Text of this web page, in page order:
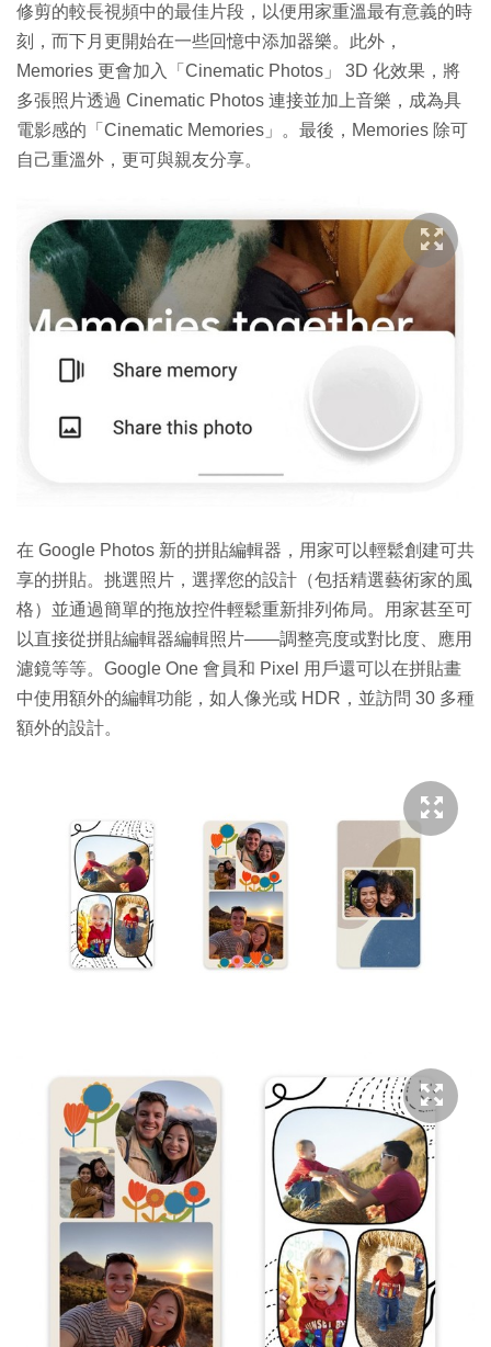
修剪的較長視頻中的最佳片段，以便用家重溫最有意義的時
刻，而下月更開始在一些回憶中添加器樂。此外，
Memories 更會加入「Cinematic Photos」 3D 化效果，將
多張照片透過 Cinematic Photos 連接並加上音樂，成為具
電影感的「Cinematic Memories」。最後，Memories 除可
自己重溫外，更可與親友分享。
在 Google Photos 新的拼貼編輯器，用家可以輕鬆創建可共
享的拼貼。挑選照片，選擇您的設計（包括精選藝術家的風
格）並通過簡單的拖放控件輕鬆重新排列佈局。用家甚至可
以直接從拼貼編輯器編輯照片——調整亮度或對比度、應用
濾鏡等等。Google One 會員和 Pixel 用戶還可以在拼貼畫
中使用額外的編輯功能，如人像光或 HDR，並訪問 30 多種
額外的設計。